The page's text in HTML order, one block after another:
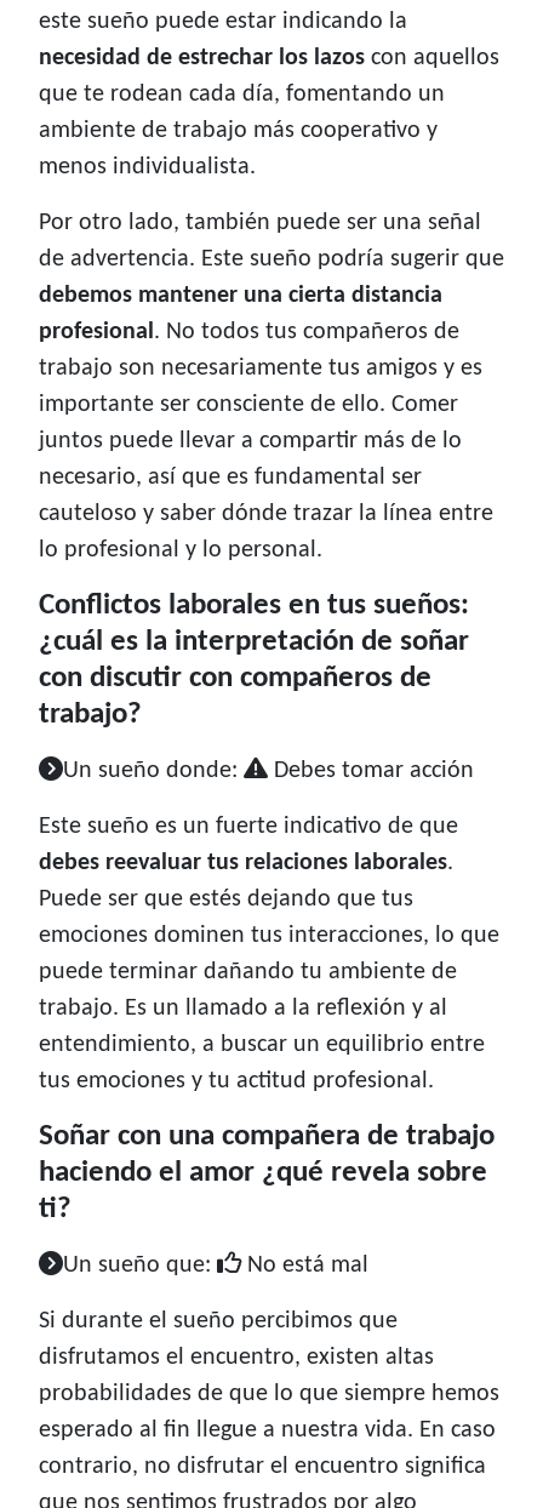
este sueño puede estar indicando la
necesidad de estrechar los lazos con aquellos
que te rodean cada día, fomentando un
ambiente de trabajo más cooperativo y
menos individualista.
Por otro lado, también puede ser una señal
de advertencia. Este sueño podría sugerir que
debemos mantener una cierta distancia
profesional. No todos tus compañeros de
trabajo son necesariamente tus amigos y es
importante ser consciente de ello. Comer
juntos puede llevar a compartir más de lo
necesario, así que es fundamental ser
cauteloso y saber dónde trazar la línea entre
lo profesional y lo personal.
Conflictos laborales en tus sueños:
¿cuál es la interpretación de soñar
con discutir con compañeros de
trabajo?
Un sueño donde: Debes tomar acción
Este sueño es un fuerte indicativo de que
debes reevaluar tus relaciones laborales.
Puede ser que estés dejando que tus
emociones dominen tus interacciones, lo que
puede terminar dañando tu ambiente de
trabajo. Es un llamado a la reflexión y al
entendimiento, a buscar un equilibrio entre
tus emociones y tu actitud profesional.
Soñar con una compañera de trabajo
haciendo el amor ¿qué revela sobre
ti?
Un sueño que: No está mal
Si durante el sueño percibimos que
disfrutamos el encuentro, existen altas
probabilidades de que lo que siempre hemos
esperado al fin llegue a nuestra vida. En caso
contrario, no disfrutar el encuentro significa